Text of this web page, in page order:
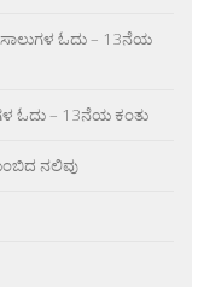
ಓದು – 13ನೆಯ
ಓದು – 13ನೆಯ ಕಂತು
ನಲಿವು